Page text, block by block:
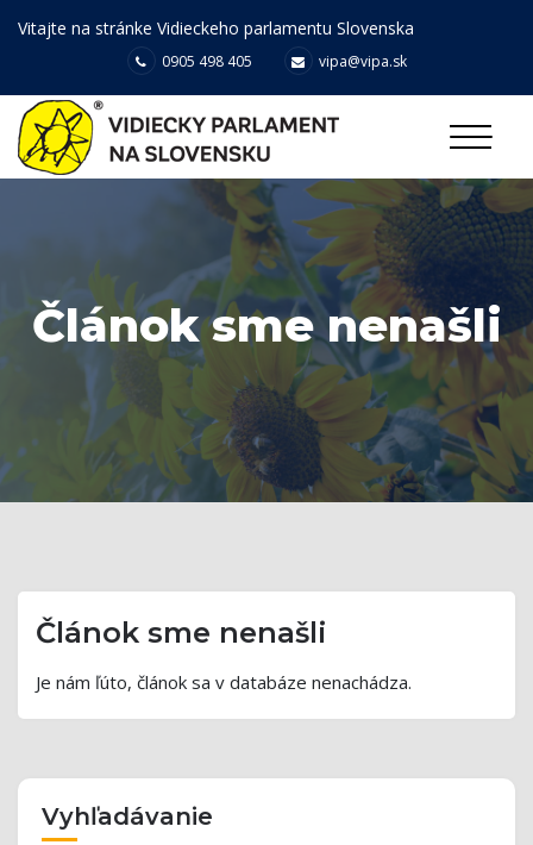
Vitajte na stránke Vidieckeho parlamentu Slovenska
0905 498 405 vipa@vipa.sk
Článok sme nenašli
Článok sme nenašli
Je nám ľúto, článok sa v databáze nenachádza.
Vyhľadávanie